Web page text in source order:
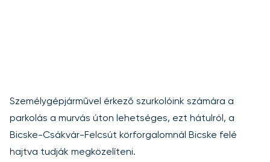
Személygépjárművel érkező szurkolóink számára a
parkolás a murvás úton lehetséges, ezt hátulról, a
Bicske-Csákvár-Felcsút körforgalomnál Bicske felé
hajtva tudják megközelíteni.